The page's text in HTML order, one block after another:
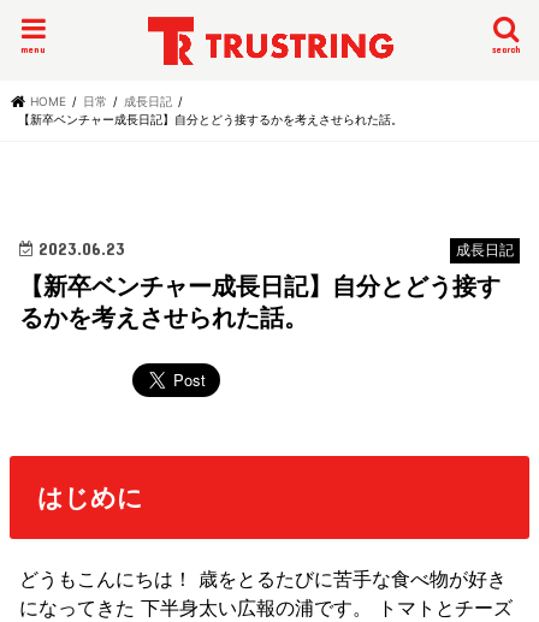
search
menu
HOME 日常
成長日記
【新卒ベンチャー成長日記】自分とどう接するかを考えさせられた話。
成長日記
2023.06.23
【新卒ベンチャー成長日記】自分とどう接す
るかを考えさせられた話。
はじめに
どうもこんにちは！ 歳をとるたびに苦手な食べ物が好き
になってきた 下半身太い広報の浦です。 トマトとチーズ